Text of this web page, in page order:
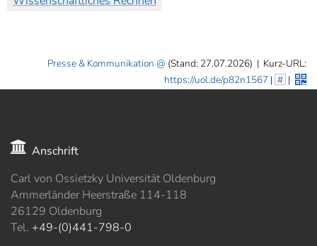
Presse & Kommunikation (Stand: 27.07.2026) | Kurz-URL:
https://uol.de/p82n1567 | # |
Anschrift
Carl von Ossietzky Universität Oldenburg
Ammerländer Heerstraße 114-118
26129 Oldenburg
Tel. +49-(0)441-798-0